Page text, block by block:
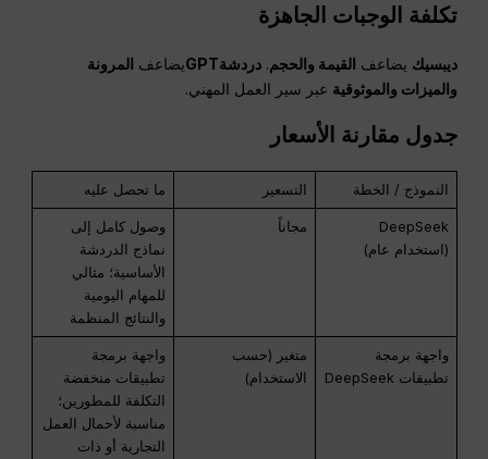
تكلفة الوجبات الجاهزة
ديبسيك يضاعف القيمة والحجم.دردشةGPT يضاعف المرونة
والميزات والموثوقية عبر سير العمل المهني.
جدول مقارنة الأسعار
النموذج / الخطة التسعير ما تحصل عليه
DeepSeek
(استخدام عام)
مجاناً
وصول كامل إلى
نماذج الدردشة
الأساسية؛ مثالي
للمهام اليومية
والنتائج المنظمة
واجهة برمجة
تطبيقات DeepSeek
متغير (حسب
الاستخدام)
واجهة برمجة
تطبيقات منخفضة
التكلفة للمطورين؛
مناسبة لأحمال العمل
التجارية أو ذات